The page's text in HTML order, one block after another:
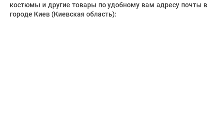
костюмы и другие товары по удобному вам адресу почты в
городе Киев (Киевская область):